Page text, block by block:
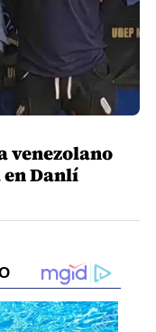
venezolano
Danlí